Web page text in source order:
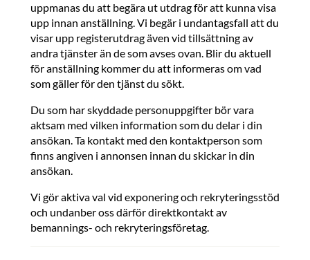
uppmanas du att begära ut utdrag för att kunna visa
upp innan anställning. Vi begär i undantagsfall att du
visar upp registerutdrag även vid tillsättning av
andra tjänster än de som avses ovan. Blir du aktuell
för anställning kommer du att informeras om vad
som gäller för den tjänst du sökt.
Du som har skyddade personuppgifter bör vara
aktsam med vilken information som du delar i din
ansökan. Ta kontakt med den kontaktperson som
finns angiven i annonsen innan du skickar in din
ansökan.
Vi gör aktiva val vid exponering och rekryteringsstöd
och undanber oss därför direktkontakt av
bemannings- och rekryteringsföretag.